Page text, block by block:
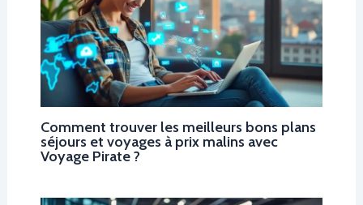
Comment trouver les meilleurs bons plans
séjours et voyages à prix malins avec
Voyage Pirate ?